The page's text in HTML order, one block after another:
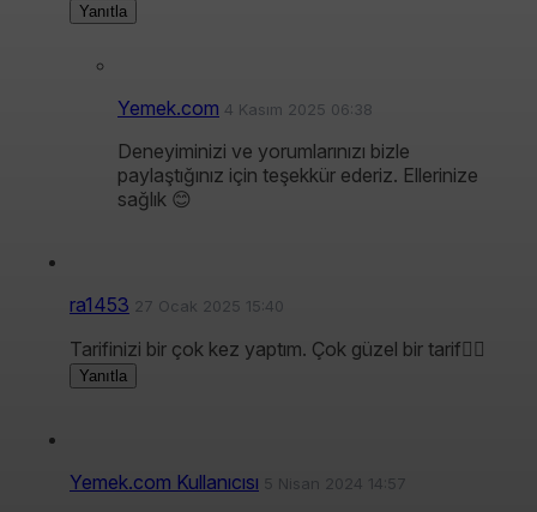
Yanıtla
Yemek.com 4 Kasım 2025 06:38
Deneyiminizi ve yorumlarınızı bizle
paylaştığınız için teşekkür ederiz. Ellerinize
sağlık 😊
ra1453 27 Ocak 2025 15:40
Tarifinizi bir çok kez yaptım. Çok güzel bir tarif👍🏻
Yanıtla
Yemek.com Kullanıcısı 5 Nisan 2024 14:57